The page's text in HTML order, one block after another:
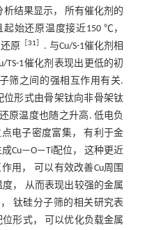
析结果显示， 所有催化剂的
始还原温度接近150 ℃，
原［31
. 与Cu/S-1催化剂相
TS-1催化剂表现出更低的初
筛之间的强相互作用有关.
位形式由骨架钛向非骨架钛
原温度也随之升高. 低电负
电子密度富集， 有利于金
Cu—O—Ti配位， 这种更近
用， 可以有效改善Cu周围
度， 从而表现出较强的金属
钛硅分子筛的相关研究表
形式， 可以优化负载金属